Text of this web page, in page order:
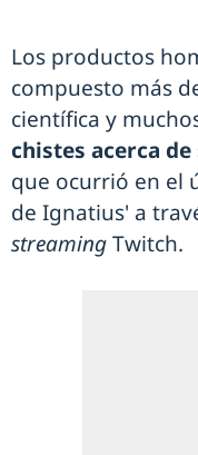
Los productos
compuesto más
científica y
chistes acerca
que ocurrió en el
de Ignatius' a
streamingTwitch.